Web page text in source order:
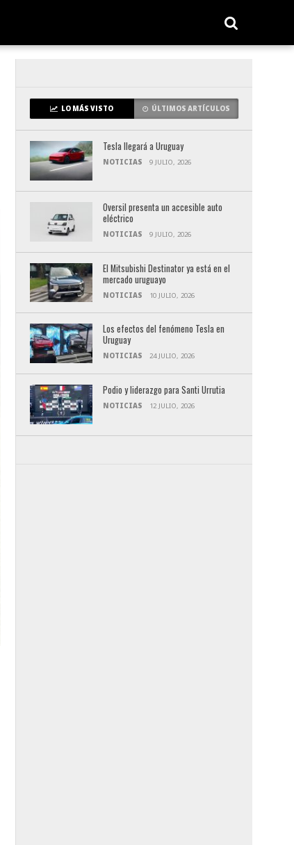
LO MÁS VISTO ÚLTIMOS ARTÍCULOS
Tesla llegará a Uruguay
NOTICIAS 9 JULIO, 2026
Oversil presenta un accesible auto
eléctrico
NOTICIAS 9 JULIO, 2026
El Mitsubishi Destinator ya está en el
mercado uruguayo
NOTICIAS 10 JULIO, 2026
Los efectos del fenómeno Tesla en
Uruguay
NOTICIAS 24 JULIO, 2026
Podio y liderazgo para Santi Urrutia
NOTICIAS 12 JULIO, 2026